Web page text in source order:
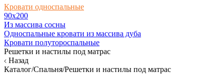
Кровати односпальные
90х200
Из массива сосны
Односпальные кровати из массива дуба
Кровати полутороспальные
Решетки и настилы под матрас
Назад
Каталог/Спальня/Решетки и настилы под матрас